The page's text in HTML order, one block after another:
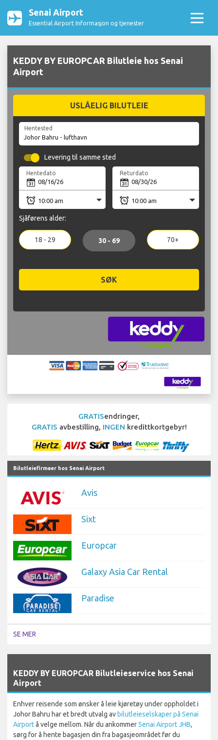
Senai Airport
Essential Airport Informasjon og tjenester
KEDDY BY EUROPCAR Bilutleie hos Senai
Airport
USLÅELIG BILUTLEIE
Hentested
Levering til samme sted
Hentedato Returdato
Sjåførens alder:
18 - 29 30 - 69 70+
SØK
GRATISendringer,
GRATIS avbestilling, INGEN kredittkortgebyr!
Bilutleiefirmaer hos Senai Airport
Avis
Sixt
Europcar
Galaxy Asia Car Rental
Paradise
SE MER
KEDDY BY EUROPCAR Bilutleieservice hos Senai
Airport
Enhver reisende som ønsker å leie kjøretøy under oppholdet i
Johor Bahru har et bredt utvalg avbilutleieselskaper på Senai
Airportå velge mellom. Når du ankommerSenai Airport JHB,
sørg for å hente bagasjen din fra bagasjeområdet før du